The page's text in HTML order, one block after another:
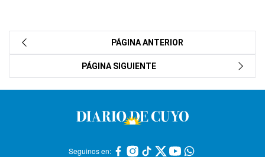
PÁGINA ANTERIOR
PÁGINA SIGUIENTE
Seguinos en: